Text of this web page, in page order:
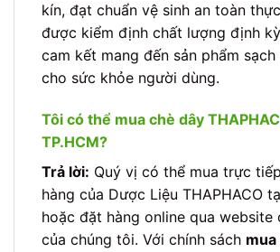
kín, đạt chuẩn vệ sinh an toàn
được kiểm định chất lượng định
cam kết mang đến sản phẩm
cho sức khỏe người dùng.
Tôi có thể mua chè dây
TP.HCM?
Trả lời: Quý vị có thể mua trực
hàng của Dược Liệu THAPHACO
hoặc đặt hàng online qua website
của chúng tôi. Với chính sách